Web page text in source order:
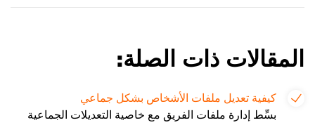
المقالات ذات الصلة:
كيفية تعديل ملفات الأشخاص بشكل جماعي
بسِّط إدارة ملفات الفريق مع خاصية التعديلات الجماعية